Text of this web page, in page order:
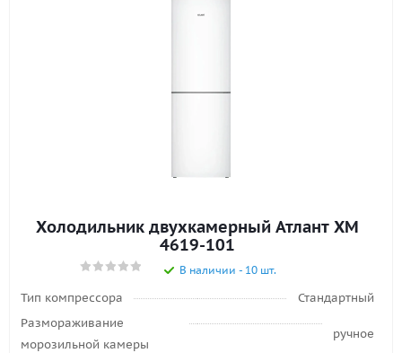
Холодильник двухкамерный Атлант ХМ
4619-101
В наличии - 10 шт.
Тип компрессора
Стандартный
Размораживание
морозильной камеры
ручное